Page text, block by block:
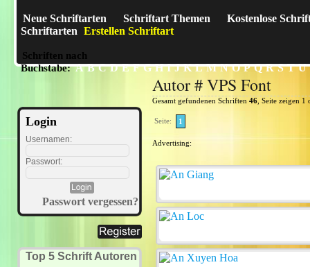
Neue Schriftarten Schriftart Themen
Kostenlose
Schriftarten Erstellen Schriftart
Schriften nach
Buchstabe:A B C D E F G H I J K L M N O P Q R S T U
Login
Usernamen:
Passwort:
Passwort vergessen?
Top 5 Schrift Autoren
Autor # VPS Font
Gesamt gefundenen Schriften 46 , Seite zeigen
Seite: 1
Advertising: